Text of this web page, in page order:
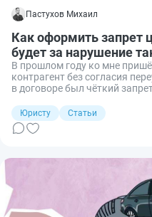
Пастухов Михаил
Как оформить запрет
будет за нарушение
В прошлом году ко мне
контрагент без согласия
в договоре был чёткий
оказался не полностью.
запрещать передачу прав,
будущем. Рассмотрим
Юристу
Статьи